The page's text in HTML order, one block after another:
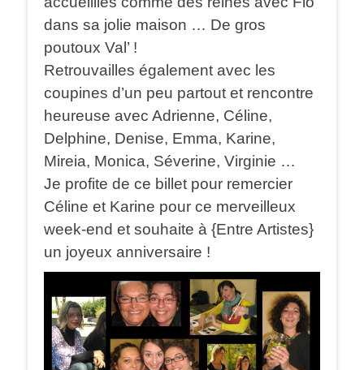
dans sa jolie maison … De gros
poutoux Val’ !
Retrouvailles également avec les
coupines d’un peu partout et rencontre
heureuse avec Adrienne, Céline,
Delphine, Denise, Emma, Karine,
Mireia, Monica, Séverine, Virginie …
Je profite de ce billet pour remercier
Céline et Karine pour ce merveilleux
week-end et souhaite à {Entre Artistes}
un joyeux anniversaire !